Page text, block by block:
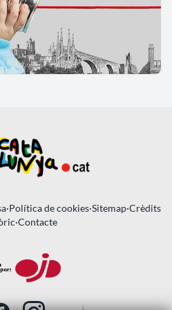
·Política de cookies·Sitemap·Crèdits
·Contacte